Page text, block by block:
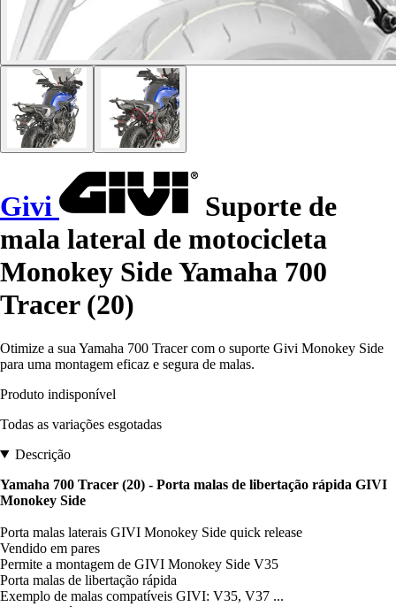
Givi
Suporte de
mala lateral de motocicleta
Monokey Side Yamaha 700
Tracer (20)
Otimize a sua Yamaha 700 Tracer com o suporte Givi Monokey Side
para uma montagem eficaz e segura de malas.
Produto indisponível
Todas as variações esgotadas
Descrição
Yamaha 700 Tracer (20) - Porta malas de libertação rápida GIVI
Monokey Side
Porta malas laterais GIVI Monokey Side quick release
Vendido em pares
Permite a montagem de GIVI Monokey Side V35
Porta malas de libertação rápida
Exemplo de malas compatíveis GIVI: V35, V37 ...